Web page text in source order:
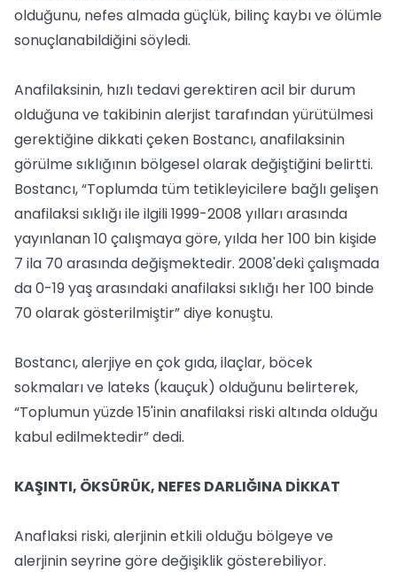
olduğunu, nefes almada güçlük, bilinç kaybı ve ölümle
sonuçlanabildiğini söyledi.
Anafilaksinin, hızlı tedavi gerektiren acil bir durum
olduğuna ve takibinin alerjist tarafından yürütülmesi
gerektiğine dikkati çeken Bostancı, anafilaksinin
görülme sıklığının bölgesel olarak değiştiğini belirtti.
Bostancı, “Toplumda tüm tetikleyicilere bağlı gelişen
anafilaksi sıklığı ile ilgili 1999-2008 yılları arasında
yayınlanan 10 çalışmaya göre, yılda her 100 bin kişide
7 ila 70 arasında değişmektedir. 2008'deki çalışmada
da 0-19 yaş arasındaki anafilaksi sıklığı her 100 binde
70 olarak gösterilmiştir” diye konuştu.
Bostancı, alerjiye en çok gıda, ilaçlar, böcek
sokmaları ve lateks (kauçuk) olduğunu belirterek,
“Toplumun yüzde 15'inin anafilaksi riski altında olduğu
kabul edilmektedir” dedi.
KAŞINTI, ÖKSÜRÜK, NEFES DARLIĞINA DİKKAT
Anaflaksi riski, alerjinin etkili olduğu bölgeye ve
alerjinin seyrine göre değişiklik gösterebiliyor.